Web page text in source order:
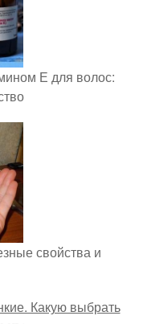
Е для волос:
свойства и